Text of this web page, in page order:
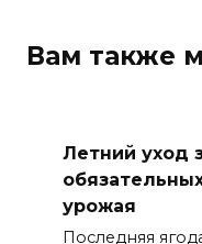
Вам также
Летний уход
урожая
Последняя